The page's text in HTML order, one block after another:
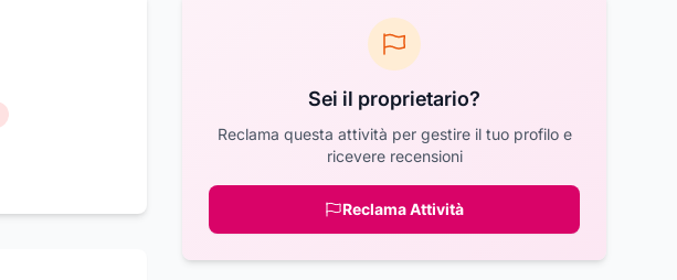
Sei il proprietario?
Reclama questa attività per gestire il tuo profilo e
ricevere recensioni
Reclama Attività